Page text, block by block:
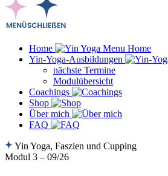
Home
Yin-Yoga-Ausbildungen
nächste Termine
Modulübersicht
Coachings
Shop
Über mich
FAQ
Yin Yoga, Faszien und Cupping
Modul 3 – 09/26